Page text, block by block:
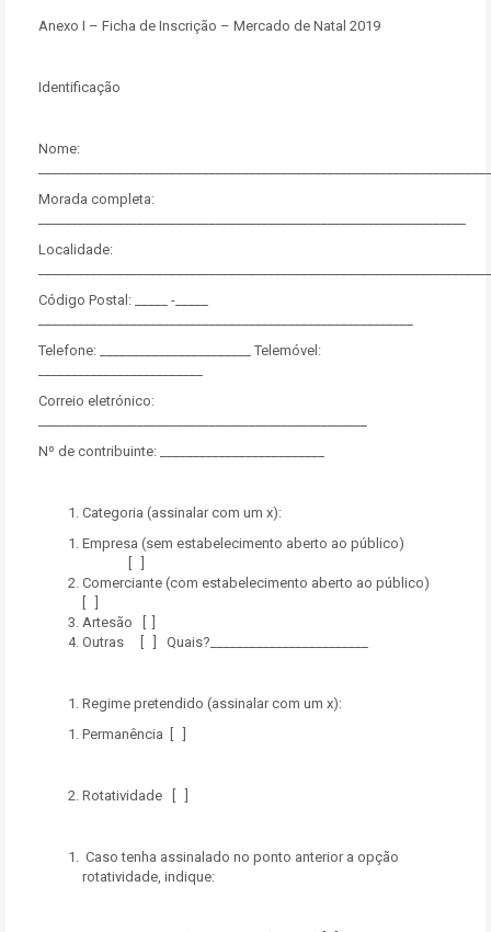
Anexo I – Ficha de Inscrição – Mercado de Natal 2019
Identificação
Nome:
Morada completa:
Localidade:
Código Postal: _____ -_____
Telefone: _______________________ Telemóvel:
Correio eletrónico:
Nº de contribuinte: _________________________
Categoria (assinalar com um x):
Empresa (sem estabelecimento aberto ao público)
Comerciante (com estabelecimento aberto ao público)
Artesão [ ]
Outras [ ] Quais?________________________
Regime pretendido (assinalar com um x):
Permanência [ ]
Rotatividade [ ]
Caso tenha assinalado no ponto anterior a opção
rotatividade, indique: